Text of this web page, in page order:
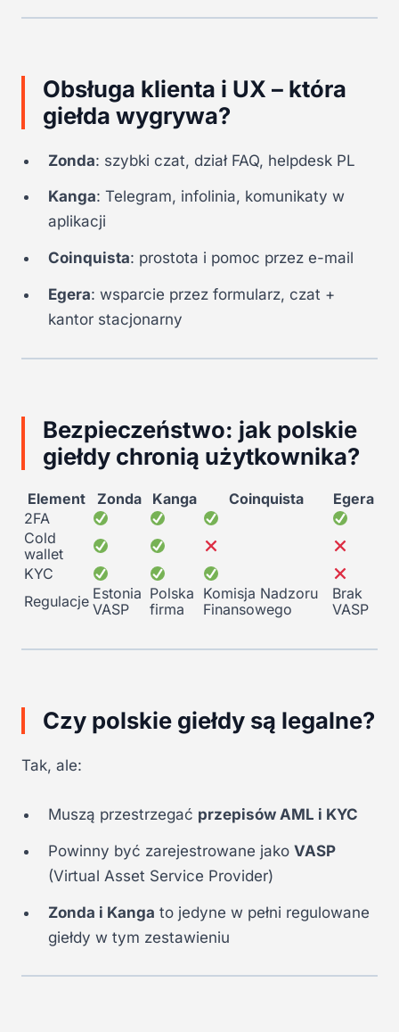
Obsługa klienta i UX – która
giełda wygrywa?
Zonda: szybki czat, dział FAQ, helpdesk PL
Kanga: Telegram, infolinia, komunikaty w
aplikacji
Coinquista: prostota i pomoc przez e-mail
Egera: wsparcie przez formularz, czat +
kantor stacjonarny
Bezpieczeństwo: jak polskie
giełdy chronią użytkownika?
Element Zonda Kanga Coinquista
Egera
2FA
Cold
wallet
KYC
Regulacje Estonia
VASP
Polska
firma
Komisja Nadzoru
Finansowego
Brak
VASP
Czy polskie giełdy są legalne?
Tak, ale:
Muszą przestrzegać przepisów AML i KYC
Powinny być zarejestrowane jako VASP
(Virtual Asset Service Provider)
Zonda i Kanga to jedyne w pełni regulowane
giełdy w tym zestawieniu